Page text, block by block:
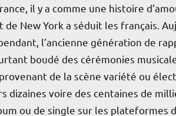
il y a comme une histoire
New York a séduit les français.
l’ancienne génération de
boudé des cérémonies
de la scène variété ou
dizaines voire des centaines de
ou de single sur les plateformes